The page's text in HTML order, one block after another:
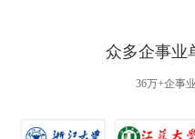
众多企事业
36万+企事